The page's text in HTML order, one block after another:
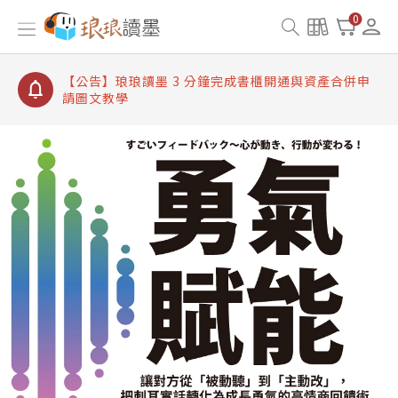
0
【公告】琅琅讀墨書櫃開通常見問題
【公告】琅琅讀墨 3 分鐘完成書櫃開通與資產合併申
【公告】琅琅書店服務升級重要說明及資產合併結果
查詢